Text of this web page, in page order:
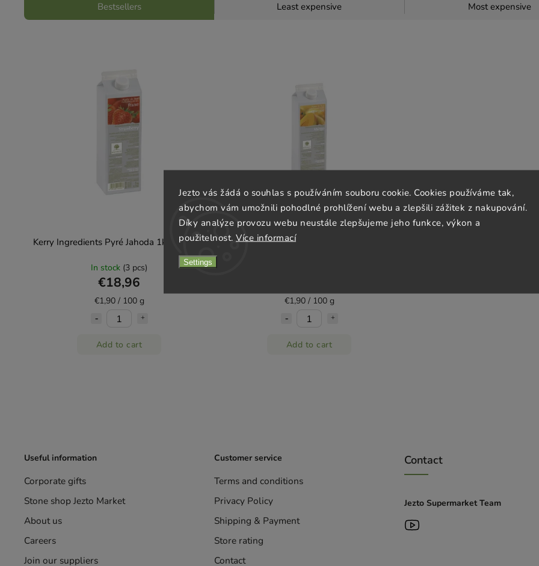
Jezto vás žádá o souhlas s používáním souboru cookie. Cookies používáme tak,
abychom vám umožnili pohodlné prohlížení webu a zlepšili zážitek z nakupování.
Díky analýze provozu webu neustále zlepšujeme jeho funkce, výkon a
použitelnost. Více informací
Settings
Bestsellers Least expensive Most expensive
Kerry Ingredients Pyré Jahoda 1kg Almeco
In stock (3 pcs)
€18,96
€1,90 / 100 g
Add to cart
Kerry Ingredients Pyré Mango 1kg
€1,90 / 100 g
Add to cart
Useful information
Corporate gifts
Stone shop Jezto Market
About us
Careers
Join our suppliers
Customer service
Terms and conditions
Privacy Policy
Shipping & Payment
Store rating
Contact
Contact
Jezto Supermarket Team